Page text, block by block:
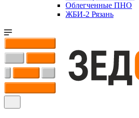
Облегченные ПНО
ЖБИ-2 Рязань